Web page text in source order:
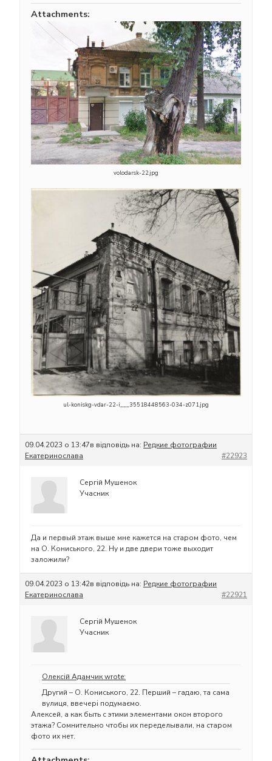
Attachments:
volodarsk-22.jpg
ul-koniskg-vdar-22-i___35518448563-034-z071.jpg
09.04.2023 о 13:47в відповідь на: Редкие фотографии
Екатеринослава
#22923
Сергій Мушенок
Учасник
Да и первый этаж выше мне кажется на старом фото, чем
на О. Кониського, 22. Ну и две двери тоже выходит
заложили?
09.04.2023 о 13:42в відповідь на: Редкие фотографии
Екатеринослава
#22921
Сергій Мушенок
Учасник
Олексій Адамчик wrote:
Другий – О. Кониського, 22. Перший – гадаю, та сама
вулиця, ввечері подумаємо.
Алексей, а как быть с этими элементами окон второго
этажа? Сомнительно чтобы их переделывали, на старом
фото их нет.